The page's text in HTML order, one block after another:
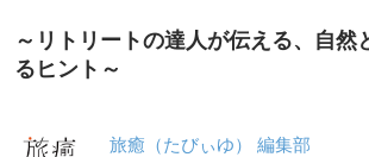
～リトリートの達人が伝える、自然
るヒント～
旅癒（たびぃゆ） 編集部